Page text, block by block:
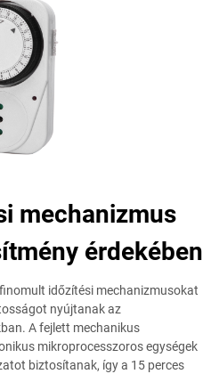
mechanizmus
érdekében
időzítési mechanizmusokat
nyújtanak az
A fejlett mechanikus
mikroprocesszoros egységek
biztosítanak, így a 15 perces